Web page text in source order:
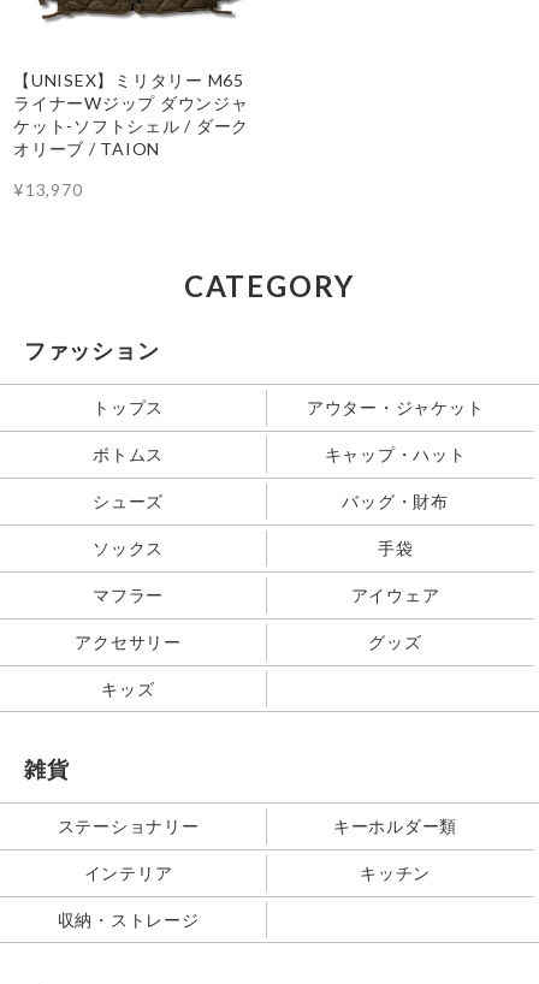
【UNISEX】ミリタリー M65
ライナーWジップ ダウンジャ
ケット-ソフトシェル / ダーク
オリーブ / TAION
¥13,970
CATEGORY
ファッション
トップス アウター・ジャケット
ボトムス キャップ・ハット
シューズ バッグ・財布
ソックス 手袋
マフラー アイウェア
アクセサリー グッズ
キッズ
雑貨
ステーショナリー キーホルダー類
インテリア キッチン
収納・ストレージ